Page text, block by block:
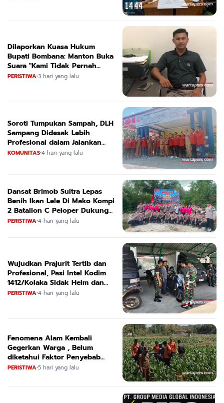
Dilaporkan Kuasa Hukum
Bupati Bombana: Manton Buka
Suara "Kami Tidak Pernah
Menutup Ruang Hak Jawab"
PERISTIWA•3 hari yang lalu
Soroti Tumpukan Sampah, DLH
Sampang Didesak Lebih
Profesional dalam Jalankan
Tugas
KOMUNITAS•4 hari yang lalu
Dansat Brimob Sultra Lepas
Benih Ikan Lele Di Mako Kompi
2 Batalion C Peloper Dukung
ketahanan Pangan Nasional
PERISTIWA•4 hari yang lalu
Wujudkan Prajurit Tertib dan
Profesional, Pasi Intel Kodim
1412/Kolaka Sidak Helm dan
Kendaraan
PERISTIWA•4 hari yang lalu
Fenomena Alam Kembali
Gegerkan Warga , Belum
diketahui Faktor Penyebab
Suara
PERISTIWA•5 hari yang lalu